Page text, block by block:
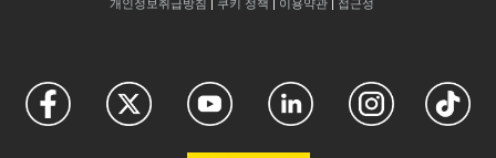
개인정보취급방침 | 쿠키 정책 | 이용약관| 접근성